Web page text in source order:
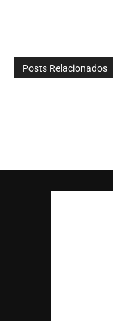
Posts Relacionados